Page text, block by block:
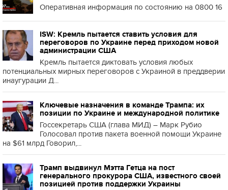
Оперативная информация по состоянию на 0800 16
ISW: Кремль пытается ставить условия для
переговоров по Украине перед приходом новой
администрации США
Кремль пытается диктовать условия любых
потенциальных мирных переговоров с Украиной в преддверии
инаугурации Д...
Ключевые назначения в команде Трампа: их
позиции по Украине и международной политике
Госсекретарь США (глава МИД) – Марк Рубио
Голосовал против пакета военной помощи Украине
на $61 млрд Говорил,...
Трамп выдвинул Мэтта Гетца на пост
генерального прокурора США, известного своей
позицией против поддержки Украины